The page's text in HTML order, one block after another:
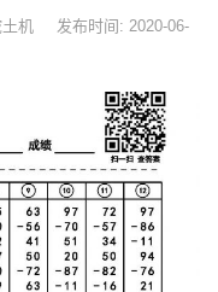
机
发布时间: 2020-06-